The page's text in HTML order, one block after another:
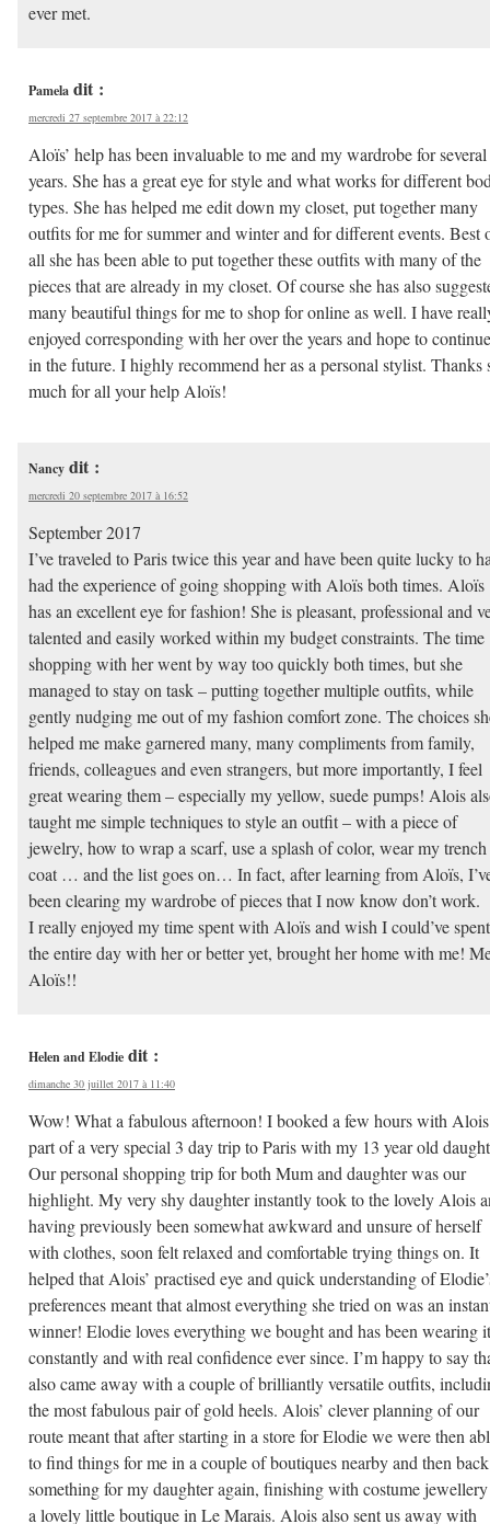
ever met.
Pamela dit :
mercredi 27 septembre 2017 à 22:12
Aloïs’ help has been invaluable to me and my wardrobe for several
years. She has a great eye for style and what works for different
types. She has helped me edit down my closet, put together many
outfits for me for summer and winter and for different events. Best
all she has been able to put together these outfits with many of the
pieces that are already in my closet. Of course she has also
many beautiful things for me to shop for online as well. I have
enjoyed corresponding with her over the years and hope to
in the future. I highly recommend her as a personal stylist. Thanks
much for all your help Aloïs!
Nancy dit :
mercredi 20 septembre 2017 à 16:52
September 2017
I’ve traveled to Paris twice this year and have been quite lucky to
had the experience of going shopping with Aloïs both times. Aloïs
has an excellent eye for fashion! She is pleasant, professional and
talented and easily worked within my budget constraints. The time
shopping with her went by way too quickly both times, but she
managed to stay on task – putting together multiple outfits, while
gently nudging me out of my fashion comfort zone. The choices
helped me make garnered many, many compliments from family,
friends, colleagues and even strangers, but more importantly, I feel
great wearing them – especially my yellow, suede pumps! Alois
taught me simple techniques to style an outfit – with a piece of
jewelry, how to wrap a scarf, use a splash of color, wear my trench
coat … and the list goes on… In fact, after learning from Aloïs,
been clearing my wardrobe of pieces that I now know don’t work.
I really enjoyed my time spent with Aloïs and wish I could’ve spent
the entire day with her or better yet, brought her home with me!
Aloïs!!
Helen and Elodie dit :
dimanche 30 juillet 2017 à 11:40
Wow! What a fabulous afternoon! I booked a few hours with
part of a very special 3 day trip to Paris with my 13 year old
Our personal shopping trip for both Mum and daughter was our
highlight. My very shy daughter instantly took to the lovely Alois
having previously been somewhat awkward and unsure of herself
with clothes, soon felt relaxed and comfortable trying things on. It
helped that Alois’ practised eye and quick understanding of
preferences meant that almost everything she tried on was an
winner! Elodie loves everything we bought and has been wearing it
constantly and with real confidence ever since. I’m happy to say
also came away with a couple of brilliantly versatile outfits,
the most fabulous pair of gold heels. Alois’ clever planning of our
route meant that after starting in a store for Elodie we were then
to find things for me in a couple of boutiques nearby and then
something for my daughter again, finishing with costume
a lovely little boutique in Le Marais. Alois also sent us away with